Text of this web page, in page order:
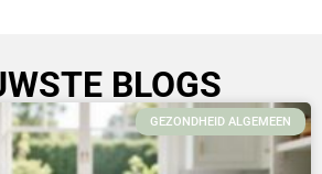
BLOGS
GEZONDHEID ALGEMEEN